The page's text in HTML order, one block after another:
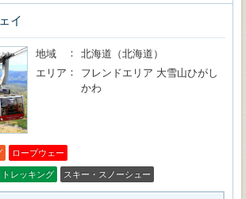
イ
地域
北海道（北海道）
エリア
フレンドエリア 大雪山ひがし
かわ
ロープウェー
トレッキング スキー・スノーシュー